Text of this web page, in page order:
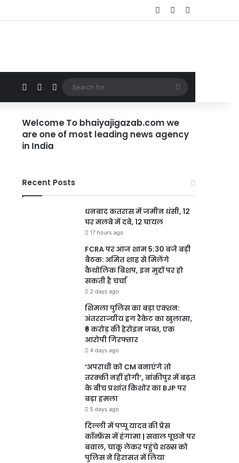
Log InRandom Article
Random Article
SidebarSwitch skin
Search
for
Welcome To bhaiyajigazab.com we
are one of most leading news agency
in India
Recent Posts
धनबाद कतरास में जमीन धंसी, 12
घर मलबे में दबे, 12 घायल
17 hours ago
FCRA पर आज शाम 5:30 बजे बड़ी
बैठक: अमित शाह से मिलेंगे
कैथोलिक बिशप, इन मुद्दों पर हो
सकती है चर्चा
2 days ago
शिमला पुलिस का बड़ा एक्शन:
अंतरराज्यीय ड्रग रैकेट का खुलासा,
₹6 करोड़ की हेरोइन जब्त, एक
आरोपी गिरफ्तार
4 days ago
‘अपराधी को CM बनाएंगे तो
तरक्की नहीं होगी’, बांकीपुर में बढ़त
के बीच प्रशांत किशोर का BJP पर
बड़ा हमला
5 days ago
दिल्ली में पप्पू यादव की प्रेस
कॉन्फ्रेंस में हंगामा | सवाल पूछने पर
बवाल, चाकू लेकर पहुंचे शख्स को
पुलिस ने हिरासत में लिया